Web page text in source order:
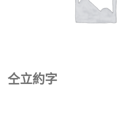
仝立約字